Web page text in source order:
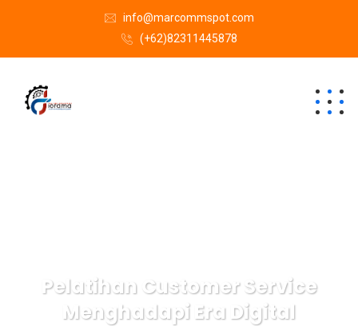
info@marcommspot.com
(+62)82311445878
Pelatihan Customer Service
Menghadapi Era Digital